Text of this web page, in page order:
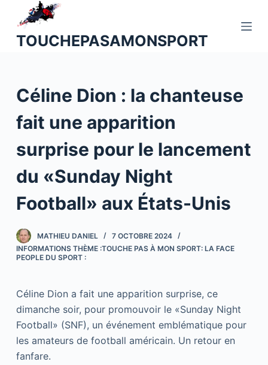
u
o
u
TOUCHEPASAMONSPORT
Céline Dion : la chanteuse
fait une apparition
surprise pour le lancement
du «Sunday Night
Football» aux États-Unis
MATHIEU DANIEL
7 OCTOBRE 2024
INFORMATIONS THÈME :TOUCHE PAS À MON SPORT: LA FACE
PEOPLE DU SPORT :
Céline Dion a fait une apparition surprise, ce
dimanche soir, pour promouvoir le «Sunday Night
Football» (SNF), un événement emblématique pour
les amateurs de football américain. Un retour en
fanfare.